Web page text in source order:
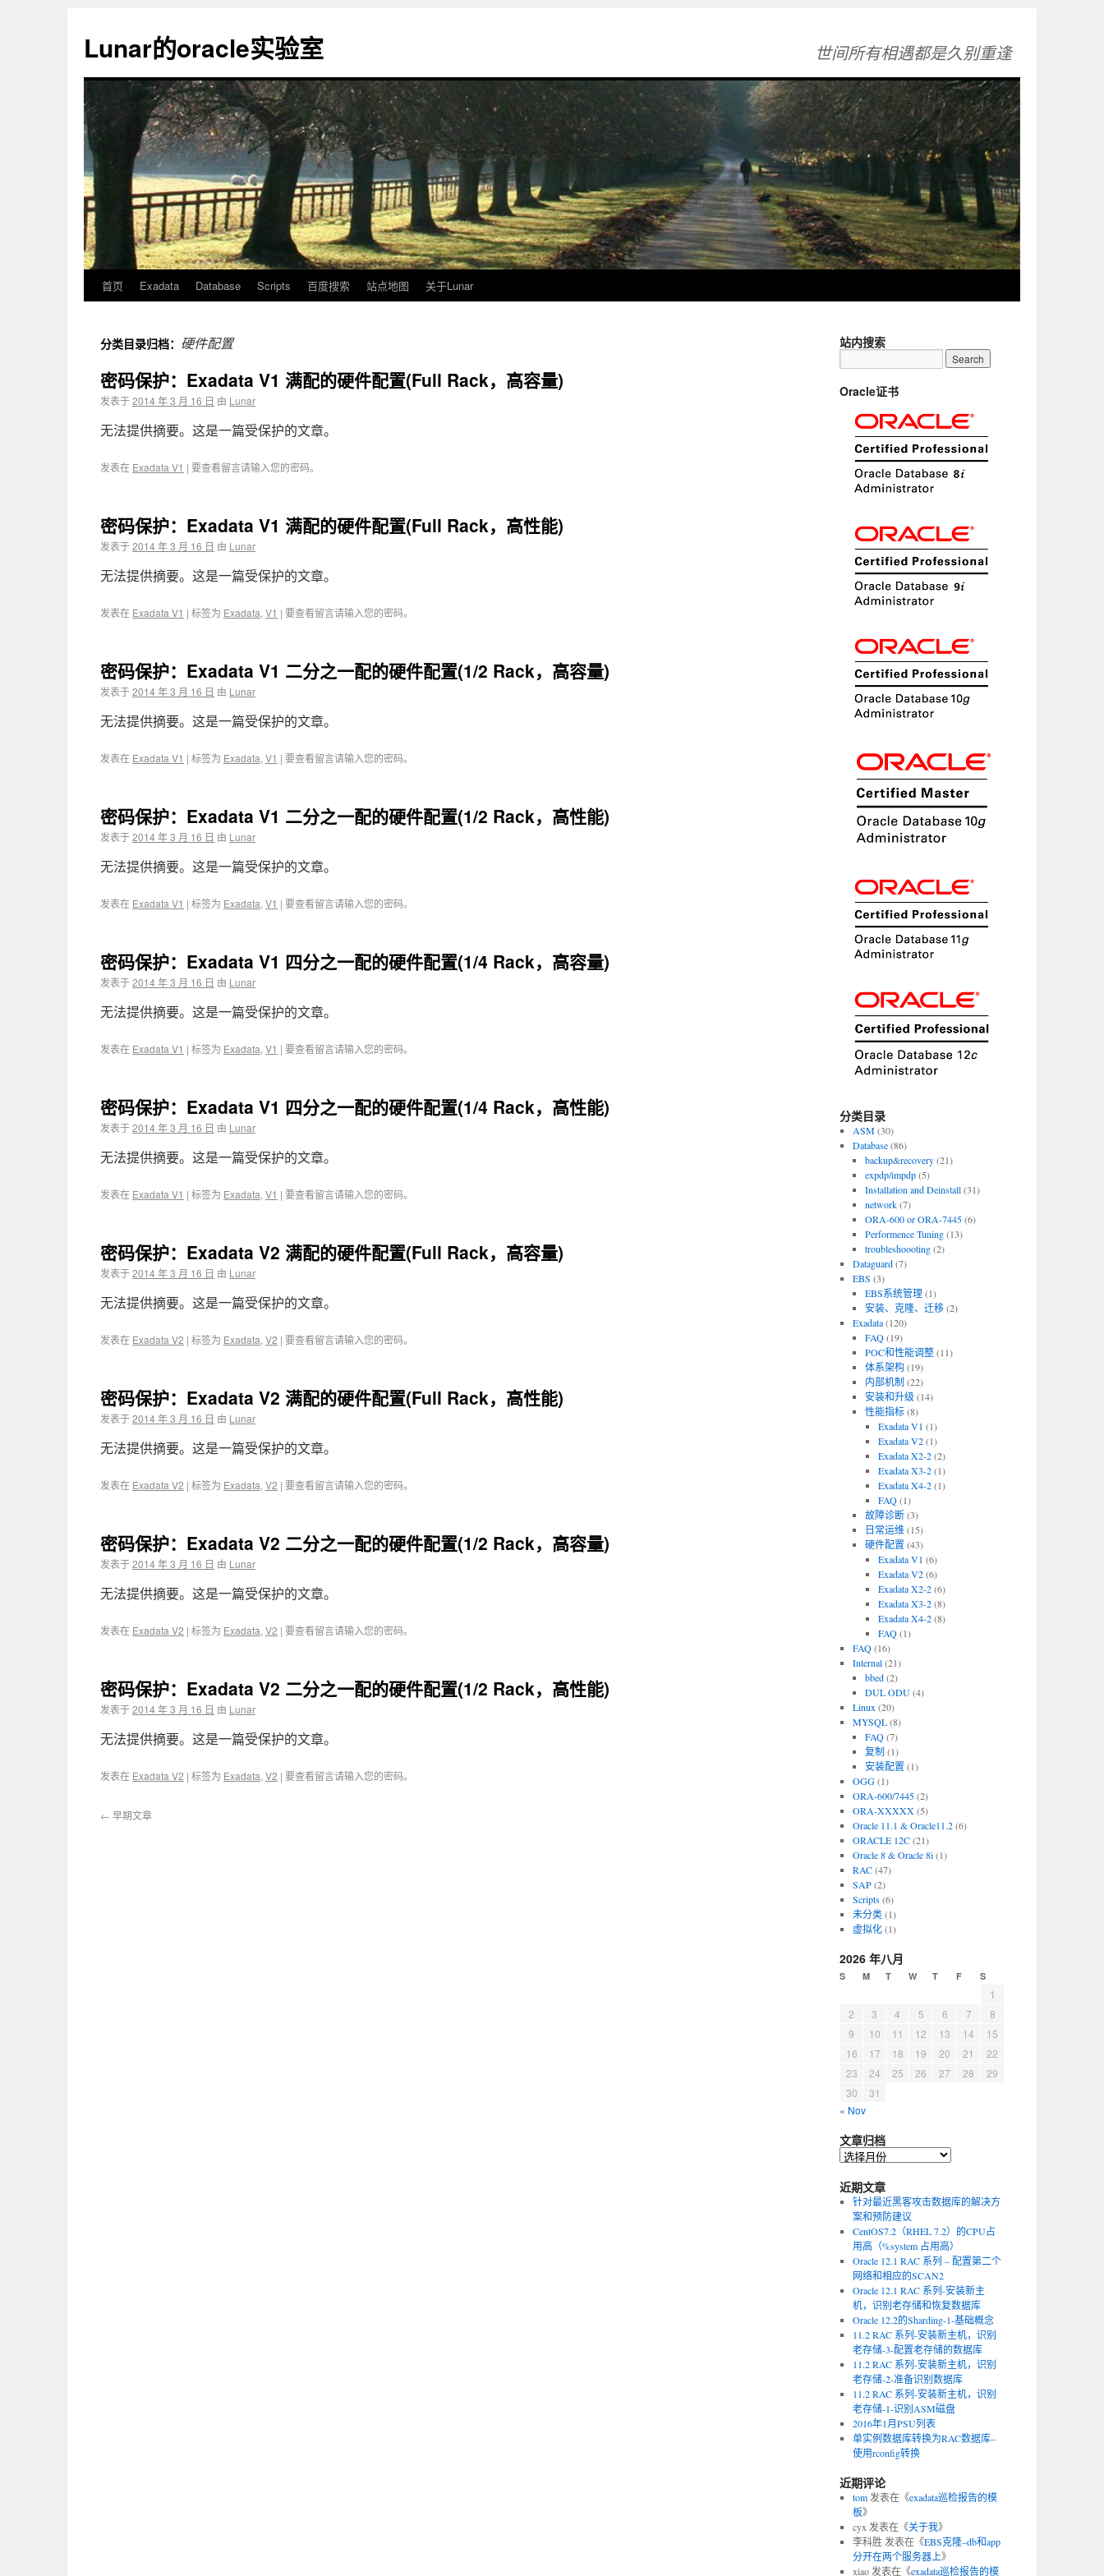
Lunar的oracle实验室 世间所有相遇都是久别重逢
首页 Exadata Database Scripts 百度搜索 站点地图 关于Lunar
分类目录归档： 硬件配置
密码保护：Exadata V1 满配的硬件配置(Full Rack，高容量)
发表于2014 年 3 月 16 日 由 Lunar
无法提供摘要。这是一篇受保护的文章。
发表在 Exadata V1 | 要查看留言请输入您的密码。
密码保护：Exadata V1 满配的硬件配置(Full Rack，高性能)
发表于2014 年 3 月 16 日 由 Lunar
无法提供摘要。这是一篇受保护的文章。
发表在 Exadata V1 | 标签为 Exadata, V1 | 要查看留言请输入您的密码。
密码保护：Exadata V1 二分之一配的硬件配置(1/2 Rack，高容量)
发表于2014 年 3 月 16 日 由 Lunar
无法提供摘要。这是一篇受保护的文章。
发表在 Exadata V1 | 标签为 Exadata, V1 | 要查看留言请输入您的密码。
密码保护：Exadata V1 二分之一配的硬件配置(1/2 Rack，高性能)
发表于2014 年 3 月 16 日 由 Lunar
无法提供摘要。这是一篇受保护的文章。
发表在 Exadata V1 | 标签为 Exadata, V1 | 要查看留言请输入您的密码。
密码保护：Exadata V1 四分之一配的硬件配置(1/4 Rack，高容量)
发表于2014 年 3 月 16 日 由 Lunar
无法提供摘要。这是一篇受保护的文章。
发表在 Exadata V1 | 标签为 Exadata, V1 | 要查看留言请输入您的密码。
密码保护：Exadata V1 四分之一配的硬件配置(1/4 Rack，高性能)
发表于2014 年 3 月 16 日 由 Lunar
无法提供摘要。这是一篇受保护的文章。
发表在 Exadata V1 | 标签为 Exadata, V1 | 要查看留言请输入您的密码。
密码保护：Exadata V2 满配的硬件配置(Full Rack，高容量)
发表于2014 年 3 月 16 日 由 Lunar
无法提供摘要。这是一篇受保护的文章。
发表在 Exadata V2 | 标签为 Exadata, V2 | 要查看留言请输入您的密码。
密码保护：Exadata V2 满配的硬件配置(Full Rack，高性能)
发表于2014 年 3 月 16 日 由 Lunar
无法提供摘要。这是一篇受保护的文章。
发表在 Exadata V2 | 标签为 Exadata, V2 | 要查看留言请输入您的密码。
密码保护：Exadata V2 二分之一配的硬件配置(1/2 Rack，高容量)
发表于2014 年 3 月 16 日 由 Lunar
无法提供摘要。这是一篇受保护的文章。
发表在 Exadata V2 | 标签为 Exadata, V2 | 要查看留言请输入您的密码。
密码保护：Exadata V2 二分之一配的硬件配置(1/2 Rack，高性能)
发表于2014 年 3 月 16 日 由 Lunar
无法提供摘要。这是一篇受保护的文章。
发表在 Exadata V2 | 标签为 Exadata, V2 | 要查看留言请输入您的密码。
← 早期文章
站内搜索
Oracle证书
分类目录
ASM(30)
Database(86)
backup&recovery(21)
expdp/impdp(5)
Installation and Deinstall(31)
network(7)
ORA-600 or ORA-7445(6)
Performence Tuning(13)
troubleshoooting(2)
Dataguard(7)
EBS (3)
EBS系统管理(1)
安装、克隆、迁移(2)
Exadata(120)
FAQ(19)
POC和性能调整(11)
体系架构(19)
内部机制 (22)
安装和升级 (14)
性能指标(8)
Exadata V1 (1)
Exadata V2(1)
Exadata X2-2(2)
Exadata X3-2(1)
Exadata X4-2(1)
FAQ(1)
故障诊断(3)
日常运维(15)
硬件配置 (43)
Exadata V1 (6)
Exadata V2(6)
Exadata X2-2(6)
Exadata X3-2(8)
Exadata X4-2(8)
FAQ(1)
FAQ(16)
Internal(21)
bbed(2)
DUL ODU(4)
Linux (20)
MYSQL(8)
FAQ(7)
复制 (1)
安装配置 (1)
OGG(1)
ORA-600/7445(2)
ORA-XXXXX(5)
Oracle 11.1 & Oracle11.2(6)
ORACLE 12C(21)
Oracle 8 & Oracle 8i(1)
RAC(47)
SAP(2)
Scripts(6)
未分类(1)
虚拟化(1)
2026 年八月
S M T W T F S
« Nov
1
2
3 4 5 6 7
8
9
10 11 12 13 14
15
16
17 18 19 20 21
22
23
24 25 26 27 28
29
30
31
文章归档
近期文章
针对最近黑客攻击数据库的解决方
案和预防建议
CentOS7.2（RHEL 7.2）的CPU占
用高（%system 占用高）
Oracle 12.1 RAC 系列 – 配置第二个
网络和相应的SCAN2
Oracle 12.1 RAC 系列-安装新主
机，识别老存储和恢复数据库
Oracle 12.2的Sharding-1-基础概念
11.2 RAC 系列-安装新主机，识别
老存储-3-配置老存储的数据库
11.2 RAC 系列-安装新主机，识别
老存储-2-准备识别数据库
11.2 RAC 系列-安装新主机，识别
老存储-1-识别ASM磁盘
2016年1月PSU列表
单实例数据库转换为RAC数据库–
使用rconfig转换
近期评论
tom发表在《exadata巡检报告的模
板》
cyx 发表在《关于我》
李科胜发表在《EBS克隆–db和app
分开在两个服务器上》
xiao发表在《exadata巡检报告的模